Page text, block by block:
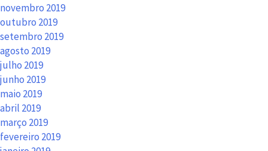
novembro 2019
outubro 2019
setembro 2019
agosto 2019
julho 2019
junho 2019
maio 2019
abril 2019
março 2019
fevereiro 2019